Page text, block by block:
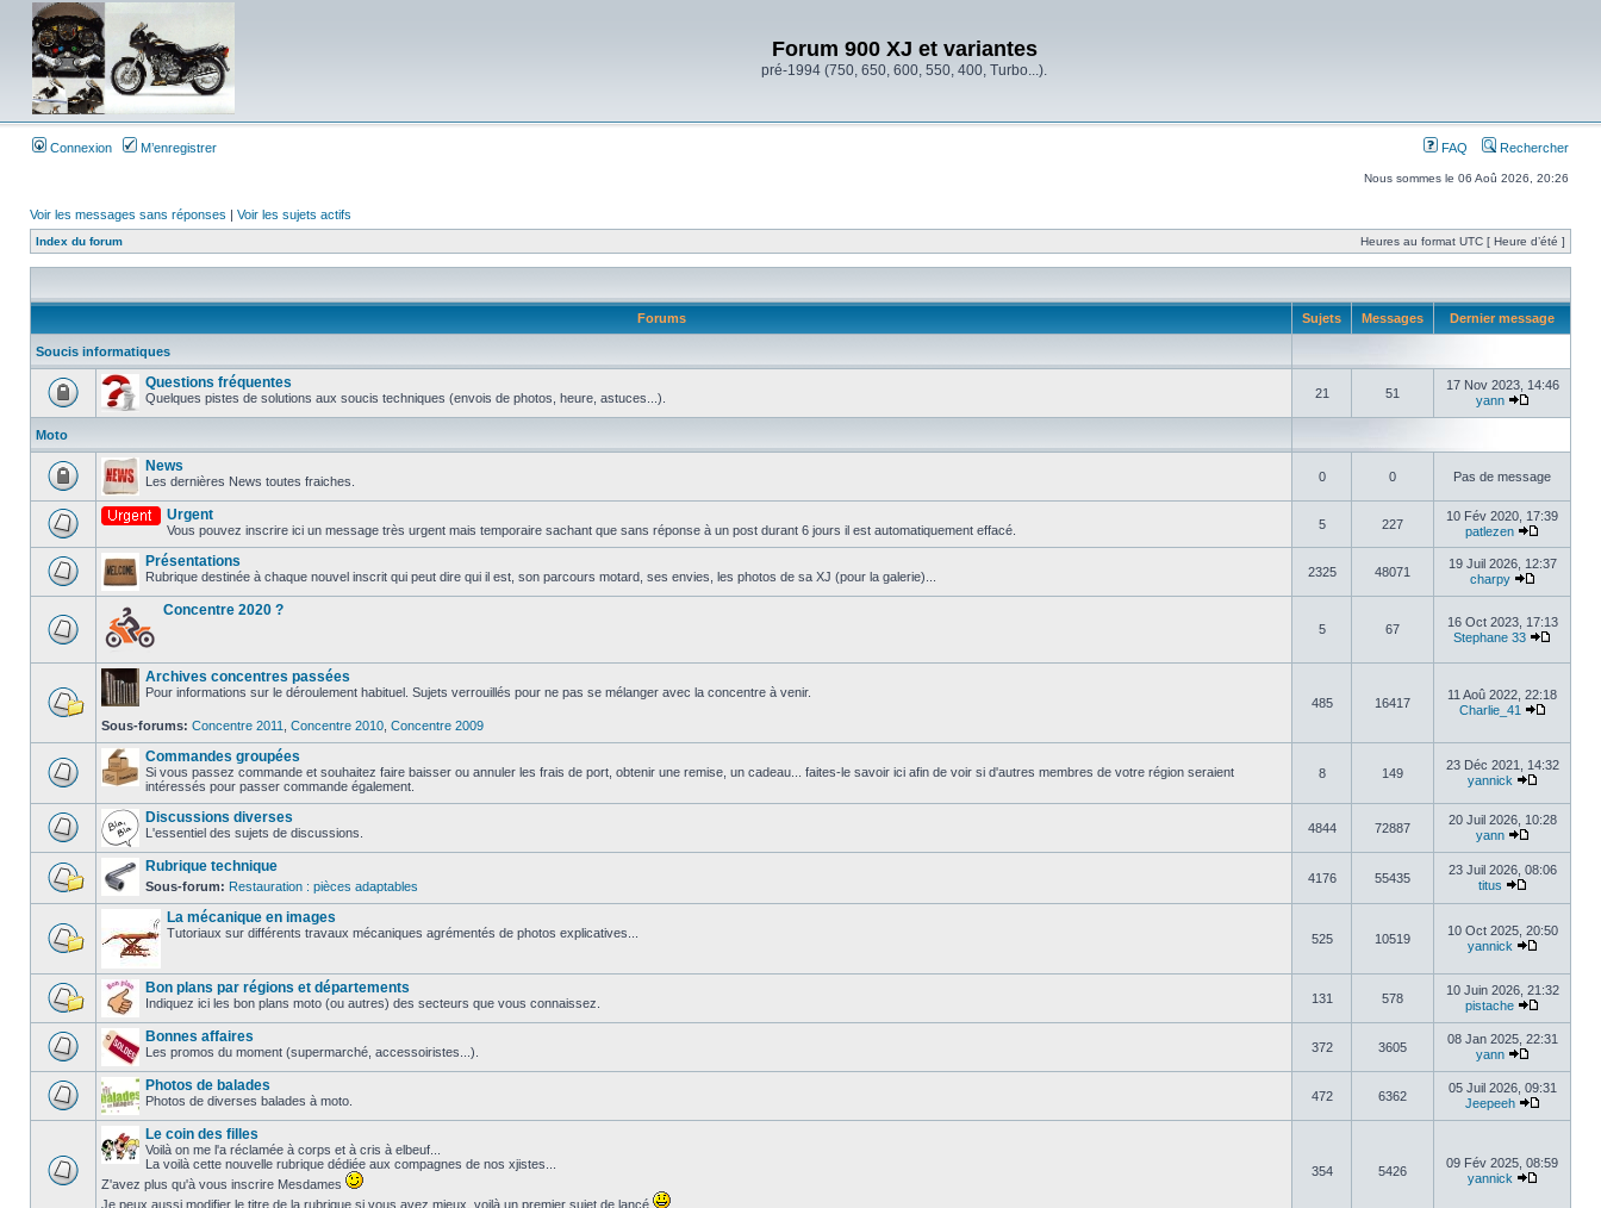
Forum 900 XJ et variantes
pré-1994 (750, 650, 600, 550, 400, Turbo...).
Connexion M’enregistrer FAQ Rechercher
Nous sommes le 06 Aoû 2026, 20:26
Voir les messages sans réponses | Voir les sujets actifs
Index du forum Heures au format UTC [ Heure d’été ]
Forums Sujets Messages Dernier message
Soucis informatiques
Questions fréquentes
Quelques pistes de solutions aux soucis techniques (envois de photos, heure, astuces...). 21 51
17 Nov 2023, 14:46
yann
Moto
News
Les dernières News toutes fraiches. 0 0 Pas de message
Urgent
Vous pouvez inscrire ici un message très urgent mais temporaire sachant que sans réponse à un post durant 6 jours il est automatiquement effacé. 5 227
10 Fév 2020, 17:39
patlezen
Présentations
Rubrique destinée à chaque nouvel inscrit qui peut dire qui il est, son parcours motard, ses envies, les photos de sa XJ (pour la galerie)... 2325 48071
19 Juil 2026, 12:37
charpy
Concentre 2020 ?
5 67
16 Oct 2023, 17:13
Stephane 33
Archives concentres passées
Pour informations sur le déroulement habituel. Sujets verrouillés pour ne pas se mélanger avec la concentre à venir.
Sous-forums: Concentre 2011 Concentre 2010 Concentre 2009
485 16417
11 Aoû 2022, 22:18
Charlie_41
Commandes groupées
Si vous passez commande et souhaitez faire baisser ou annuler les frais de port, obtenir une remise, un cadeau... faites-le savoir ici afin de voir si d'autres membres de votre région seraient
intéressés pour passer commande également.
8 149
23 Déc 2021, 14:32
yannick
Discussions diverses
L'essentiel des sujets de discussions. 4844 72887
20 Juil 2026, 10:28
yann
Rubrique technique
Sous-forum: Restauration : pièces adaptables
4176 55435
23 Juil 2026, 08:06
titus
La mécanique en images
Tutoriaux sur différents travaux mécaniques agrémentés de photos explicatives... 525 10519
10 Oct 2025, 20:50
yannick
Bon plans par régions et départements
Indiquez ici les bon plans moto (ou autres) des secteurs que vous connaissez. 131 578
10 Juin 2026, 21:32
pistache
Bonnes affaires
Les promos du moment (supermarché, accessoiristes...). 372 3605
08 Jan 2025, 22:31
yann
Photos de balades
Photos de diverses balades à moto. 472 6362
05 Juil 2026, 09:31
Jeepeeh
Le coin des filles
Voilà on me l'a réclamée à corps et à cris à elbeuf...
La voilà cette nouvelle rubrique dédiée aux compagnes de nos xjistes...
Z'avez plus qu'à vous inscrire Mesdames
Je peux aussi modifier le titre de la rubrique si vous avez mieux, voilà un premier sujet de lancé
354 5426
09 Fév 2025, 08:59
yannick